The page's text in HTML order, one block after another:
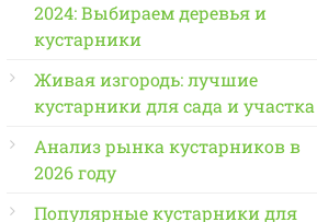
2024: Выбираем деревья и
кустарники
Живая изгородь: лучшие
кустарники для сада и участка
Анализ рынка кустарников в
2026 году
Популярные кустарники для